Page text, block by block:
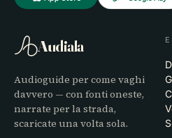
Audiala
Audioguide per come vaghi
davvero — con fonti oneste,
narrate per la strada,
scaricate una volta sola.